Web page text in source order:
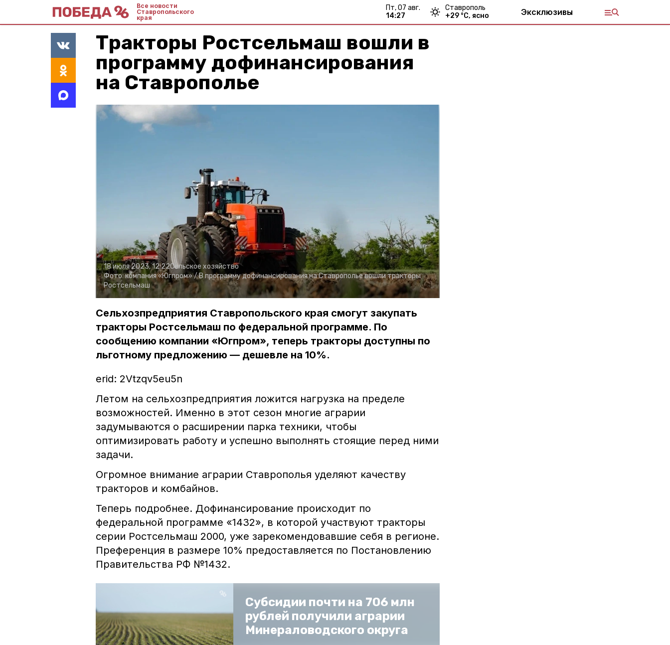
Все новости
Ставропольского
края
пт, 07 авг.
14:27
Ставрополь
+29 °С, ясно Эксклюзивы
Тракторы Ростсельмаш вошли в
программу дофинансирования
на Ставрополье
18 июля 2023, 12:22Сельское хозяйство
Фото:компания «Югпром» /В программу дофинансирования на Ставрополье вошли тракторы
Ростсельмаш
Сельхозпредприятия Ставропольского края смогут закупать
тракторы Ростсельмаш по федеральной программе. По
сообщению компании «Югпром», теперь тракторы доступны по
льготному предложению — дешевле на 10%.
erid: 2Vtzqv5eu5n
Летом на сельхозпредприятия ложится нагрузка на пределе
возможностей. Именно в этот сезон многие аграрии
задумываются о расширении парка техники, чтобы
оптимизировать работу и успешно выполнять стоящие перед ними
задачи.
Огромное внимание аграрии Ставрополья уделяют качеству
тракторов и комбайнов.
Теперь подробнее. Дофинансирование происходит по
федеральной программе «1432», в которой участвуют тракторы
серии Ростсельмаш 2000, уже зарекомендовавшие себя в регионе.
Преференция в размере 10% предоставляется по Постановлению
Правительства РФ №1432.
Субсидии почти на 706 млн
рублей получили аграрии
Минераловодского округа